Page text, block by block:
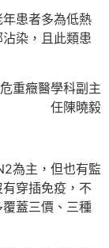
患者多為低熱
染，且此類患
重癥醫學科副主
任陳曉毅
為主，但也有監
穿插免疫，不
蓋三價、三種